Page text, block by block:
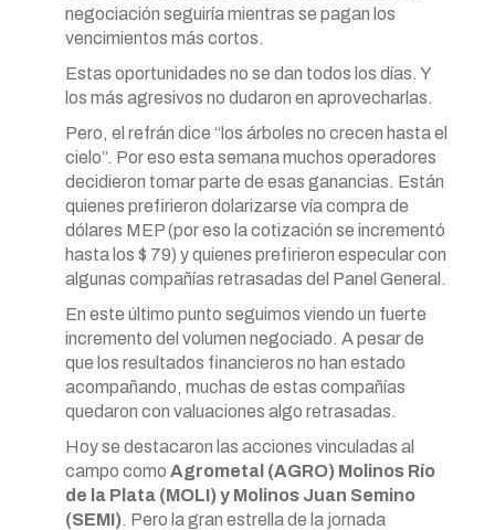
negociación seguiría mientras se pagan los
vencimientos más cortos.
Estas oportunidades no se dan todos los días. Y
los más agresivos no dudaron en aprovecharlas.
Pero, el refrán dice “los árboles no crecen hasta el
cielo”. Por eso esta semana muchos operadores
decidieron tomar parte de esas ganancias. Están
quienes prefirieron dolarizarse vía compra de
dólares MEP (por eso la cotización se incrementó
hasta los $ 79) y quienes prefirieron especular con
algunas compañías retrasadas del Panel General.
En este último punto seguimos viendo un fuerte
incremento del volumen negociado. A pesar de
que los resultados financieros no han estado
acompañando, muchas de estas compañías
quedaron con valuaciones algo retrasadas.
Hoy se destacaron las acciones vinculadas al
campo como Agrometal (AGRO) Molinos Río
de la Plata (MOLI) y Molinos Juan Semino
(SEMI). Pero la gran estrella de la jornada